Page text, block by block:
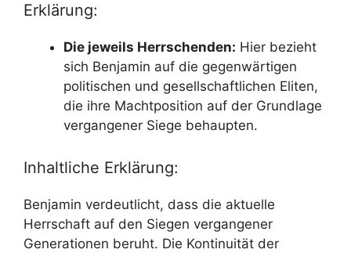
Erklärung:
Die jeweils Herrschenden: Hier bezieht
sich Benjamin auf die gegenwärtigen
politischen und gesellschaftlichen Eliten,
die ihre Machtposition auf der Grundlage
vergangener Siege behaupten.
Inhaltliche Erklärung:
Benjamin verdeutlicht, dass die aktuelle
Herrschaft auf den Siegen vergangener
Generationen beruht. Die Kontinuität der